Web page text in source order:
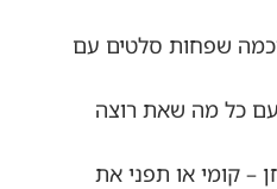
וכמה שפחות סלטים עם
כל מה שאת רוצה
– קומי או תפני את